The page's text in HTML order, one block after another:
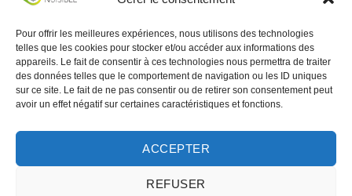
Pour offrir les meilleures expériences, nous utilisons des technologies
telles que les cookies pour stocker et/ou accéder aux informations des
appareils. Le fait de consentir à ces technologies nous permettra de traiter
des données telles que le comportement de navigation ou les ID uniques
sur ce site. Le fait de ne pas consentir ou de retirer son consentement peut
avoir un effet négatif sur certaines caractéristiques et fonctions.
ACCEPTER
REFUSER